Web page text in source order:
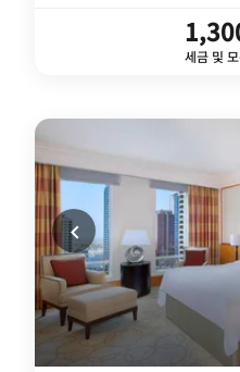
세금 및